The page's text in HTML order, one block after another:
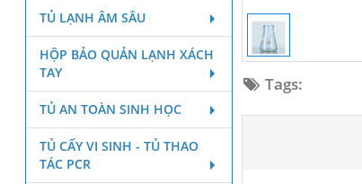
Tags:
TỦ LẠNH ÂM SÂU
HỘP BẢO QUẢN LẠNH XÁCH
TAY
TỦ AN TOÀN SINH HỌC
TỦ CẤY VI SINH - TỦ THAO
TÁC PCR